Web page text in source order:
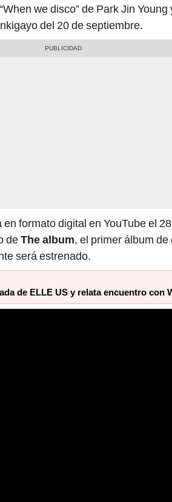
we disco” de Park Jin
del 20 de septiembre.
formato digital en YouTube el
deThe album, el primer álbum
será estrenado.
de ELLE US y relata encuentro con